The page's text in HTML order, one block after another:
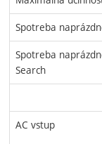
Spotreba
Spotreba
Search
AC vstup